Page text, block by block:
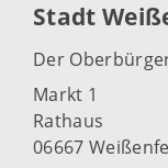
Stadt
Der
Markt 1
Rathaus
06667